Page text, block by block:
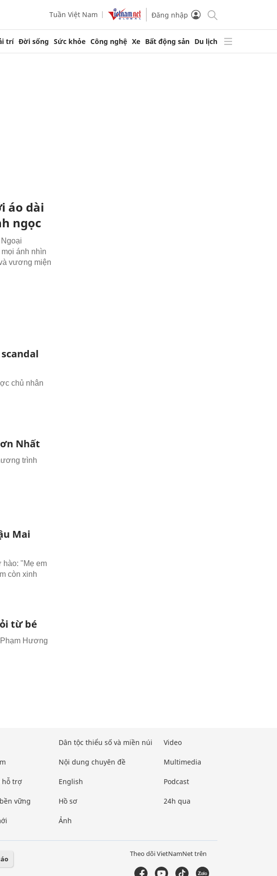
Tuần Việt Nam Đăng nhập
trí Đời sống Sức khỏe Công nghệ Xe Bất động sản Du lịch
áo dài
ngọc
ánh nhìn
vương miện
chủ nhân
Nhất
trình
Mai
hào: "Mẹ em
còn xinh
từ bé
Hương
hỗ trợ
vững
Dân tộc thiểu số và miền núi
Nội dung chuyên đề
English
Hồ sơ
Ảnh
Video
Multimedia
Podcast
24h qua
Theo dõi VietNamNet trên